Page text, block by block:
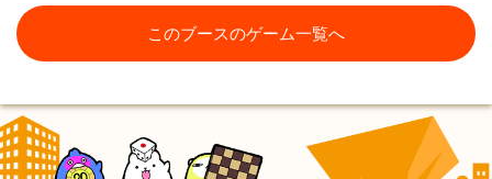
このブースのゲーム一覧へ